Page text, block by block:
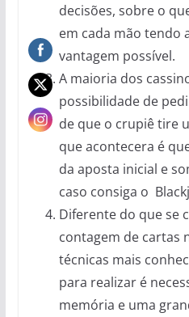
decisões, sobre o
em cada mão tendo
vantagem possível.
A maioria dos
possibilidade de
de que o crupiê tire
que acontecera é
da aposta inicial e
caso consiga o
Diferente do que se
contagem de cartas
técnicas mais
para realizar é
memória e uma